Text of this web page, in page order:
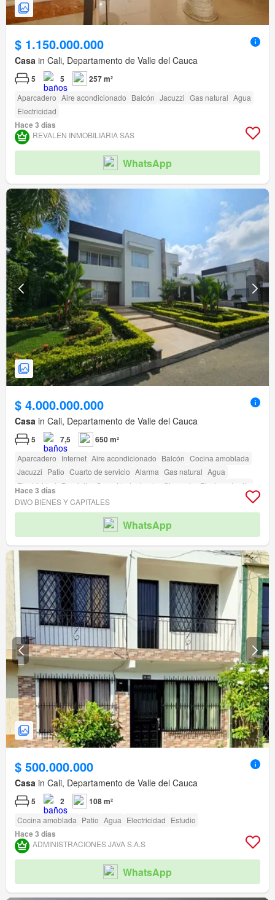
$ 1.150.000.000
Casa in Cali, Departamento de Valle del Cauca
5 5 257 m²
Aparcadero Aire acondicionado Balcón Jacuzzi Gas natural Agua
Electricidad
Hace 3 días
REVALEN INMOBILIARIA SAS
WhatsApp
$ 4.000.000.000
Casa in Cali, Departamento de Valle del Cauca
5 7,5 650 m²
Aparcadero Internet Aire acondicionado Balcón Cocina amoblada
Jacuzzi Patio Cuarto de servicio Alarma Gas natural Agua
Electricidad Depósito Seguridad privada Gimnasio Piscina
Jardín
Acceso para personas con discapacidad
Hace 3 días
DWO BIENES Y CAPITALES
WhatsApp
$ 500.000.000
Casa in Cali, Departamento de Valle del Cauca
5 2 108 m²
Cocina amoblada Patio Agua Electricidad Estudio
Hace 3 días
ADMINISTRACIONES JAVA S.A.S
WhatsApp